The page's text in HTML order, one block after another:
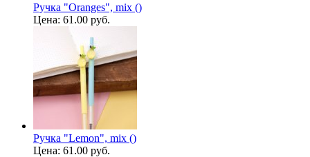
Ручка "Oranges", mix ()
Цена: 61.00 руб.
Ручка "Lemon", mix ()
Цена: 61.00 руб.